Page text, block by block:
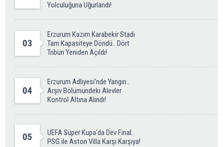
Yolculuğuna Uğurlandı!
03
Erzurum Kazım Karabekir Stadı
Tam Kapasiteye Döndü.. Dört
Tribün Yeniden Açıldı!
04
Erzurum Adliyesi’nde Yangın..
Arşiv Bölümündeki Alevler
Kontrol Altına Alındı!
05
UEFA Süper Kupa'da Dev Final..
PSG ile Aston Villa Karşı Karşıya!